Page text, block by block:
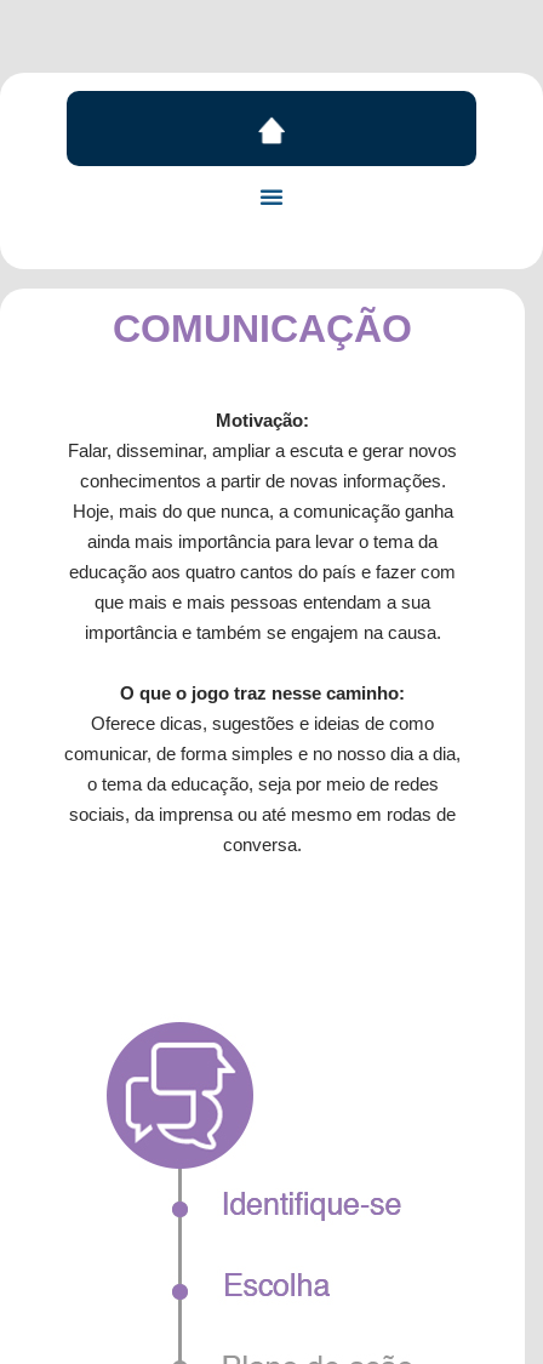
COMUNICAÇÃO
Motivação:
Falar, disseminar, ampliar a escuta e gerar novos
conhecimentos a partir de novas informações.
Hoje, mais do que nunca, a comunicação ganha
ainda mais importância para levar o tema da
educação aos quatro cantos do país e fazer com
que mais e mais pessoas entendam a sua
importância e também se engajem na causa.
O que o jogo traz nesse caminho:
Oferece dicas, sugestões e ideias de como
comunicar, de forma simples e no nosso dia a dia,
o tema da educação, seja por meio de redes
sociais, da imprensa ou até mesmo em rodas de
conversa.